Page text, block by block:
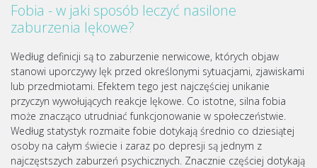
Fobia - w jaki sposób leczyć nasilone
zaburzenia lękowe?
Według definicji są to zaburzenie nerwicowe, których objaw
stanowi uporczywy lęk przed określonymi sytuacjami, zjawiskami
lub przedmiotami. Efektem tego jest najczęściej unikanie
przyczyn wywołujących reakcje lękowe. Co istotne, silna fobia
może znacząco utrudniać funkcjonowanie w społeczeństwie.
Według statystyk rozmaite fobie dotykają średnio co dziesiątej
osoby na całym świecie i zaraz po depresji są jednym z
najczęstszych zaburzeń psychicznych. Znacznie częściej dotykają